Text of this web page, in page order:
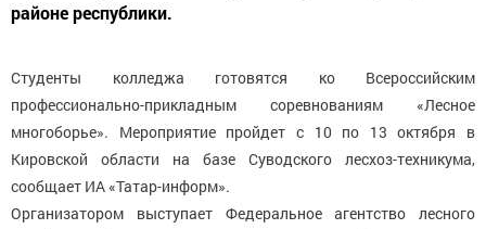
районе республики.
Студенты колледжа готовятся ко Всероссийским
профессионально-прикладным соревнованиям «Лесное
многоборье». Мероприятие пройдет с 10 по 13 октября в
Кировской области на базе Суводского лесхоз-техникума,
сообщает ИА «Татар-информ».
Организатором выступает Федеральное агентство лесного